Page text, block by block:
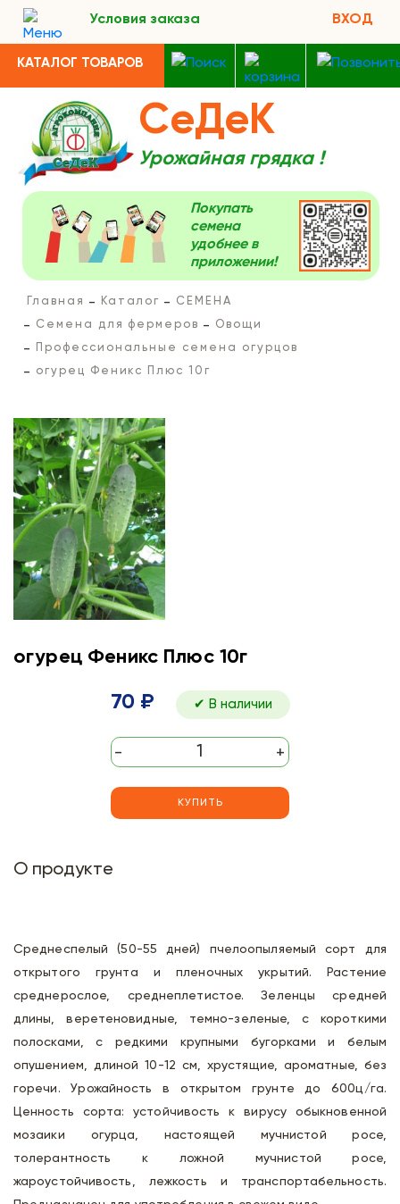
Условия заказа ВХОД
КАТАЛОГ ТОВАРОВ
СеДеК
Урожайная грядка !
Покупать
семена
удобнее в
приложении!
Главная Каталог
СЕМЕНА
Семена для фермеров
Овощи
Профессиональные семена огурцов
огурец Феникс Плюс 10г
огурец Феникс Плюс 10г
70 ₽ ✔ В наличии
- +
КУПИТЬ
О продукте
Среднеспелый (50-55 дней) пчелоопыляемый сорт для
открытого грунта и пленочных укрытий. Растение
среднерослое, среднеплетистое. Зеленцы средней
длины, веретеновидные, темно-зеленые, с короткими
полосками, с редкими крупными бугорками и белым
опушением, длиной 10-12 см, хрустящие, ароматные, без
горечи. Урожайность в открытом грунте до 600ц/га.
Ценность сорта: устойчивость к вирусу обыкновенной
мозаики огурца, настоящей мучнистой росе,
толерантность к ложной мучнистой росе,
жароустойчивость, лежкость и транспортабельность.